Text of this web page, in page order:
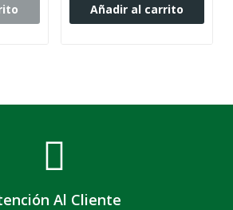
Añadir al carrito
Al Cliente